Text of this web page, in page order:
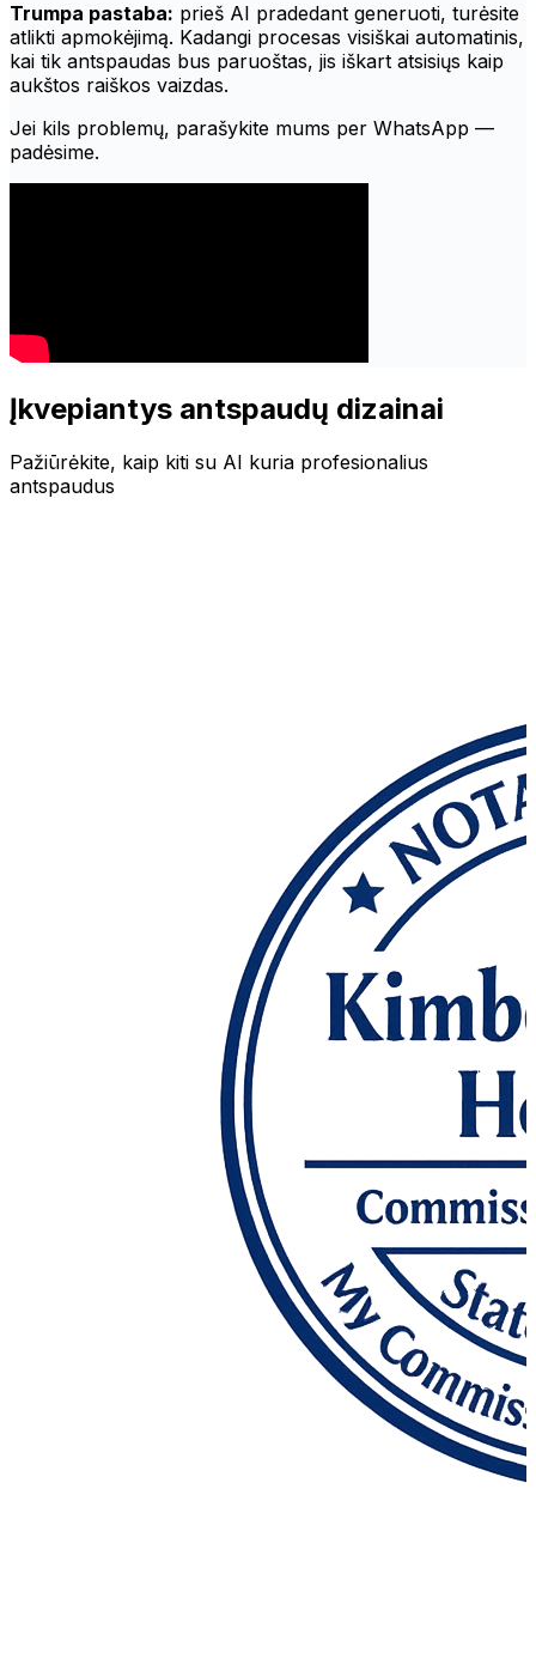
Trumpa pastaba: prieš AI pradedant generuoti, turėsite
atlikti apmokėjimą. Kadangi procesas visiškai automatinis,
kai tik antspaudas bus paruoštas, jis iškart atsisiųs kaip
aukštos raiškos vaizdas.
Jei kils problemų, parašykite mums per WhatsApp —
padėsime.
Įkvepiantys antspaudų dizainai
Pažiūrėkite, kaip kiti su AI kuria profesionalius
antspaudus